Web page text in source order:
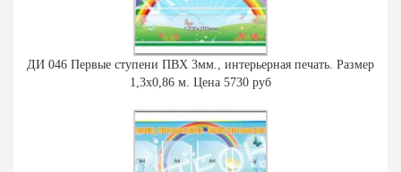
ДИ 046 Первые ступени ПВХ 3мм., интерьерная печать. Размер
1,3х0,86 м. Цена 5730 руб